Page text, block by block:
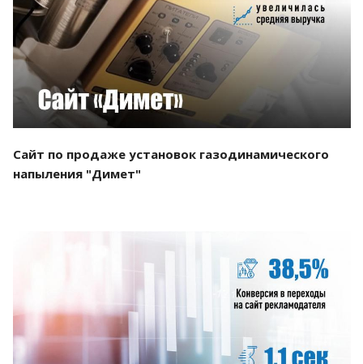
Смотреть проект
Сайт по продаже установок газодинамического
напыления "Димет"